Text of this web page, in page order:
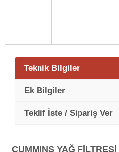
Teknik Bilgiler
Ek Bilgiler
Teklif İste / Sipariş Ver
CUMMINS YAĞ